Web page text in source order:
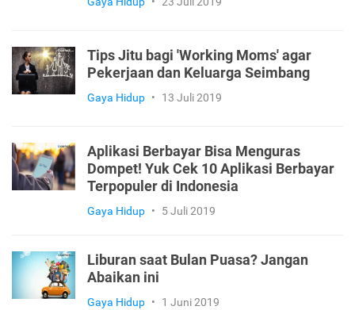
Tips Jitu bagi 'Working Moms' agar
Pekerjaan dan Keluarga Seimbang
Gaya Hidup • 13 Juli 2019
Aplikasi Berbayar Bisa Menguras
Dompet! Yuk Cek 10 Aplikasi Berbayar
Terpopuler di Indonesia
Gaya Hidup • 5 Juli 2019
Liburan saat Bulan Puasa? Jangan
Abaikan ini
Gaya Hidup • 1 Juni 2019